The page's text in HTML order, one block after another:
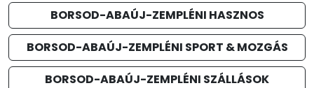
BORSOD-ABAÚJ-ZEMPLÉNI HASZNOS
BORSOD-ABAÚJ-ZEMPLÉNI SPORT & MOZGÁS
BORSOD-ABAÚJ-ZEMPLÉNI SZÁLLÁSOK